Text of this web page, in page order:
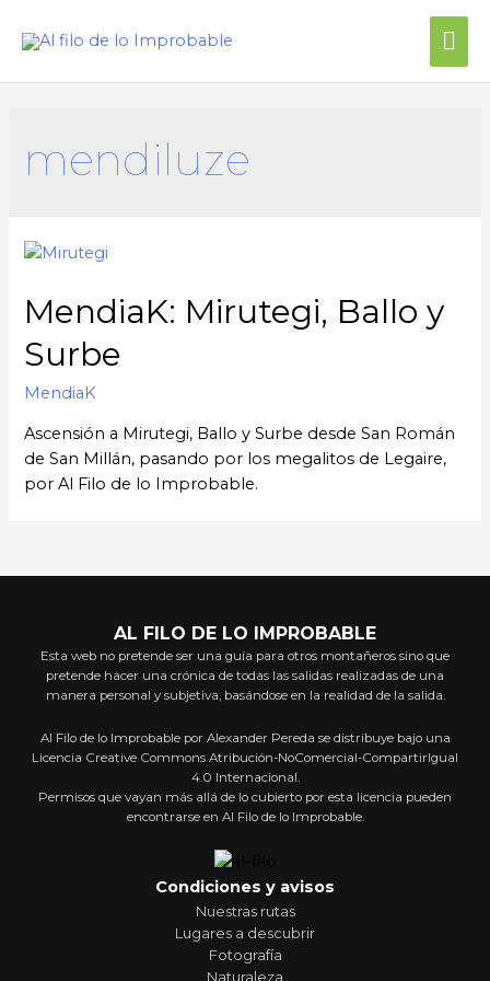
mendiluze
MendiaK: Mirutegi, Ballo y
Surbe
MendiaK
Ascensión a Mirutegi, Ballo y Surbe desde San Román
de San Millán, pasando por los megalitos de Legaire,
por Al Filo de lo Improbable.
AL FILO DE LO IMPROBABLE
Esta web no pretende ser una guía para otros montañeros sino que
pretende hacer una crónica de todas las salidas realizadas de una
manera personal y subjetiva, basándose en la realidad de la salida.
Al Filo de lo Improbable por Alexander Pereda se distribuye bajo una
Licencia Creative Commons Atribución-NoComercial-CompartirIgual
4.0 Internacional.
Permisos que vayan más allá de lo cubierto por esta licencia pueden
encontrarse en Al Filo de lo Improbable.
Condiciones y avisos
Nuestras rutas
Lugares a descubrir
Fotografía
Naturaleza